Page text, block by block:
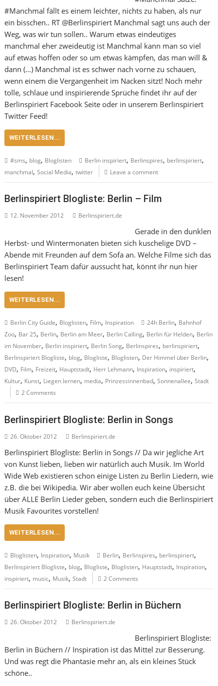
#Manchmal fällt es einem leichter, nichts zu haben, als nur
ein bisschen.. RT @Berlinspiriert Manchmal sagt uns auch der
Weg, was wir tun sollen.. Warum etwas eindeutiges
manchmal eher zweideutig ist Manchmal kann man so viel
auf etwas hoffen oder so um etwas kämpfen, das man will &
dann (…) Manchmal ist es schwer nach vorne zu schauen,
wenn einem die Vergangenheit im Nacken sitzt! Noch mehr
tolle, schlaue und inspirierende Sprüche findet ihr auf der
Berlinspiriert Facebook Seite oder in unserem Berlinspiriert
Twitter Feed!
WEITERLESEN...
#sms, blog, Bloglisten Berlin inspiriert, Berlinspires, berlinspiriert,
manchmal,Social Media,twitter Leave a comment
Berlinspiriert Blogliste: Berlin – Film
12. November 2012 Berlinspiriert.de
Gerade in den dunklen
Herbst- und Wintermonaten bieten sich kuschelige DVD –
Abende mit Freunden auf dem Sofa an. Welche Filme sich das
Berlinspiriert Team dafür aussucht hat, könnt ihr nun hier
lesen!
WEITERLESEN...
Berlin City Guide, Bloglisten, Film, Inspiration 24h Berlin, Bahnhof
Zoo, Bar 25, Berlin, Berlin am Meer, Berlin Calling, Berlin für Helden, Berlin
im November, Berlin inspiriert, Berlin Song, Berlinspires, berlinspiriert,
Berlinspiriert Blogliste, blog, Blogliste, Bloglisten, Der Himmel über Berlin,
DVD, Film, Freizeit, Hauptstadt, Herr Lehmann, Inspiration, inspiriert,
Kultur, Kunst, Liegen lernen, media, Prinzessinnenbad,Sonnenallee,Stadt
2 Comments
Berlinspiriert Blogliste: Berlin in Songs
26. Oktober 2012 Berlinspiriert.de
Berlinspiriert Blogliste: Berlin in Songs // Da wir jegliche Art
von Kunst lieben, lieben wir natürlich auch Musik. Im World
Wide Web existieren schon einige Listen zu Berlin Liedern, wie
z.B. die bei Wikipedia. Wir aber wollen euch keine Übersicht
über ALLE Berlin Lieder geben, sondern euch die Berlinspiriert
Musik Favourites vorstellen!
WEITERLESEN...
Bloglisten, Inspiration, Musik Berlin, Berlinspires, berlinspiriert,
Berlinspiriert Blogliste, blog, Blogliste, Bloglisten, Hauptstadt, Inspiration,
inspiriert, music, Musik,Stadt 2 Comments
Berlinspiriert Blogliste: Berlin in Büchern
26. Oktober 2012 Berlinspiriert.de
Berlinspiriert Blogliste:
Berlin in Büchern // Inspiration ist das Mittel zur Besserung.
Und was regt die Phantasie mehr an, als ein kleines Stück
schöne..